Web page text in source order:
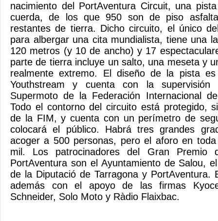
nacimiento del PortAventura Circuit, una
cuerda, de los que 950 son de piso
restantes de tierra. Dicho circuito, el único
para albergar una cita mundialista, tiene una
120 metros (y 10 de ancho) y 17
parte de tierra incluye un salto, una meseta y
realmente extremo. El diseño de la pista
Youthstream y cuenta con la
Supermoto de la Federación Internacional
Todo el contorno del circuito está protegido,
de la FIM, y cuenta con un perímetro de
colocará el público. Habrá tres grandes
acoger a 500 personas, pero el aforo en
mil. Los patrocinadores del Gran Premio
PortAventura son el Ayuntamiento de Salou,
de la Diputació de Tarragona y PortAventura.
además con el apoyo de las firmas
Schneider, Solo Moto y Ràdio Flaixbac.